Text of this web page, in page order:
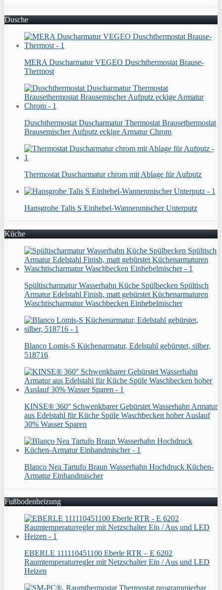
Dusche
MERA Duscharmatur VEGEO Duschthermostat Brause-
Thermost
Duschthermostat Duscharmatur Thermostat Brausethermostat
Brausemischer Aufputz eckige Armatur Chrom
Thermostat Duscharmatur chrom mit Ablage für Aufputz
Hansgrohe Talis S Einhebel-Wannenmischer Unterputz
Küche
Spültischarmatur Wasserhahn Küche Spülbecken Spültisch
Armatur Edelstahl Finish, matt gebürstet Küchenarmaturen
Waschtischarmatur Waschbecken Einhebelmischer
Blanco Lomis-S Küchenarmatur, Edelstahl gebürstet, silber,
518716
KINSE® 360° Schwenkbarer Gebürstet Wasserhahn Armatur
aus Edelstahl für Küche Spüle Waschbecken hoher Auslauf
30% Wasser Sparen
Blanco Nea Tartufo Braun Wasserhahn Hochdruck Küchen-
Armatur Einhandmischer
Fußbodenheizung
EBERLE 111110451100 Eberle RTR – E 6202
Raumtemperaturregler mit Netzschalter Ein / Aus und LED
Heizen